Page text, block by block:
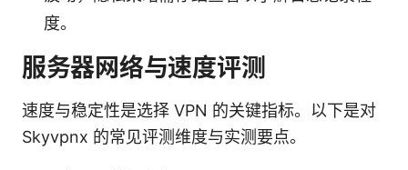
度。
服务器网络与速度评测
速度与稳定性是选择 VPN 的关键指标。以下是对
Skyvpnx 的常见评测维度与实测要点。